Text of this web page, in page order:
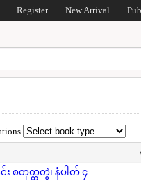
Register New Arrival
း စတုတ္ထတွဲ၊ နံပါတ် ၄